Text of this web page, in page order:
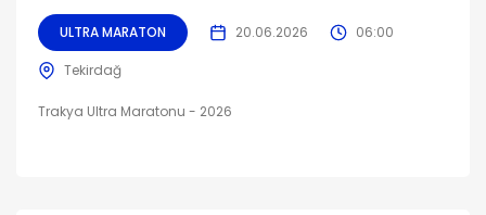
ULTRA MARATON 20.06.2026 06:00
Tekirdağ
Trakya Ultra Maratonu - 2026